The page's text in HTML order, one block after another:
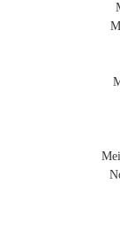
Comment
1.
le QR code.
2. Hélas,
d'autres
3. Le
votre
prévient
4. Vous
5. Le
Elle
Elle